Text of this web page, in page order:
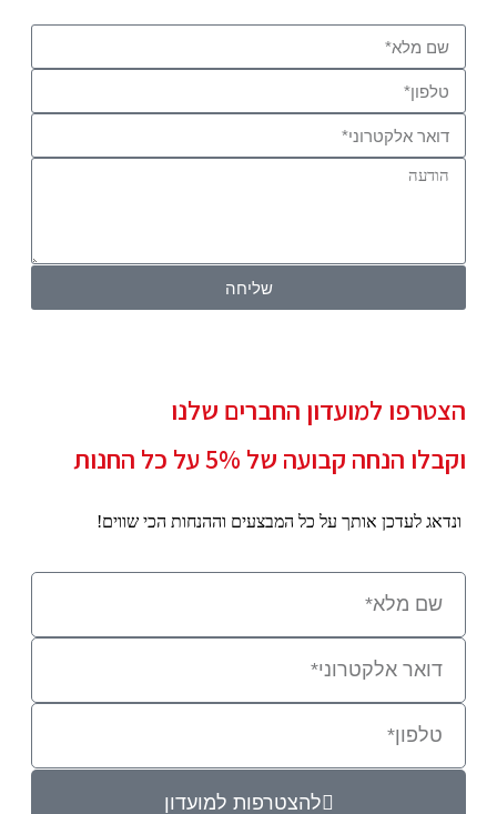
שליחה
הצטרפו למועדון החברים שלנו
וקבלו הנחה קבועה של 5% על כל החנות
ונדאג לעדכן אותך על כל המבצעים וההנחות הכי שווים!
להצטרפות למועדון